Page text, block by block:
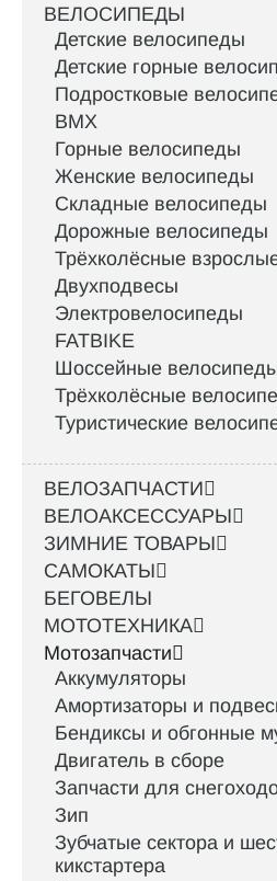
ВЕЛОСИПЕДЫ
Детские велосипеды
Детские горные
Подростковые
BMX
Горные велосипеды
Женские велосипеды
Складные велосипеды
Дорожные велосипеды
Трёхколёсные
Двухподвесы
Электровелосипеды
FATBIKE
Шоссейные
Трёхколёсные
Туристические
ВЕЛОЗАПЧАСТИ
ВЕЛОАКСЕССУАРЫ
ЗИМНИЕ ТОВАРЫ
САМОКАТЫ
БЕГОВЕЛЫ
МОТОТЕХНИКА
Мотозапчасти
Аккумуляторы
Амортизаторы и
Бендиксы и обгонные
Двигатель в сборе
Запчасти для
Зип
Зубчатые сектора и
кикстартера